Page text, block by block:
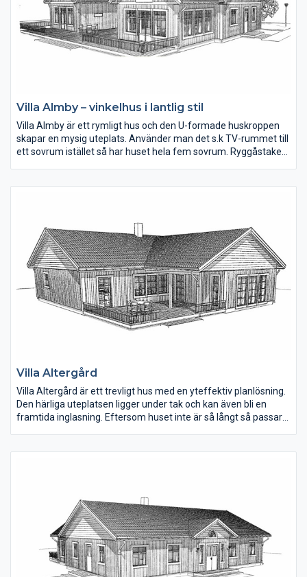
Villa Almby – vinkelhus i lantlig stil
Villa Almby är ett rymligt hus och den U-formade huskroppen
skapar en mysig uteplats. Använder man det s.k TV-rummet till
ett sovrum istället så har huset hela fem sovrum. Ryggåstaket
Villa Altergård
Villa Altergård är ett trevligt hus med en yteffektiv planlösning.
Den härliga uteplatsen ligger under tak och kan även bli en
framtida inglasning. Eftersom huset inte är så långt så passar
väldisponerat med bra arbetsytor och en trevlig köksö.
Terrassdörren från köket gör det enkelt då man ska bära ut
mat till uteplatsen.